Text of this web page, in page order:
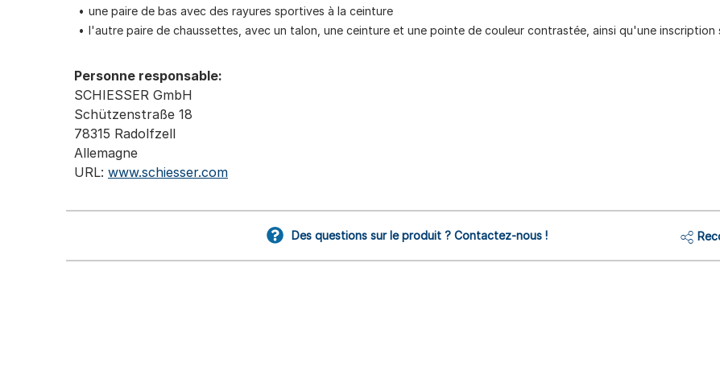
une paire de bas avec des rayures sportives à la ceinture
l'autre paire de chaussettes, avec un talon, une ceinture et une pointe de couleur contrastée, ainsi qu'une inscription
Personne responsable:
SCHIESSER GmbH
Schützenstraße 18
78315 Radolfzell
Allemagne
URL: www.schiesser.com
Des questions sur le produit ? Contactez-nous !